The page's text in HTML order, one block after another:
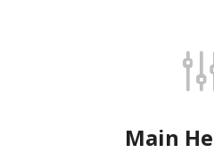
Main